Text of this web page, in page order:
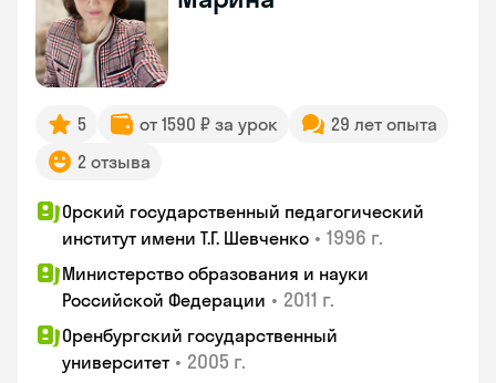
5 от 1590 ₽ за урок
29 лет опыта
2 отзыва
Орский государственный педагогический
институт имени Т.Г. Шевченко • 1996 г.
Министерство образования и науки
Российской Федерации • 2011 г.
Оренбургский государственный
университет • 2005 г.